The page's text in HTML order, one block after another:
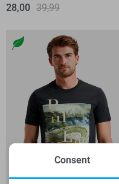
28,00 39,99
Consent